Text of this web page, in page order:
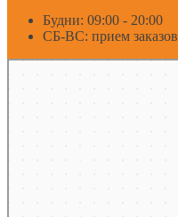
Будни: 09:00 - 20:00
СБ-ВС: прием заказов